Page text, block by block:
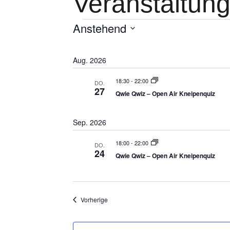
Anstehend
auswählen.
Aug. 2026
DO.
27
18:30- 22:00
Qwie Qwiz – Open Air Kneipenquiz
Sep. 2026
DO.
24
18:00- 22:00
Qwie Qwiz – Open Air Kneipenquiz
VorherigeVeranstaltungen